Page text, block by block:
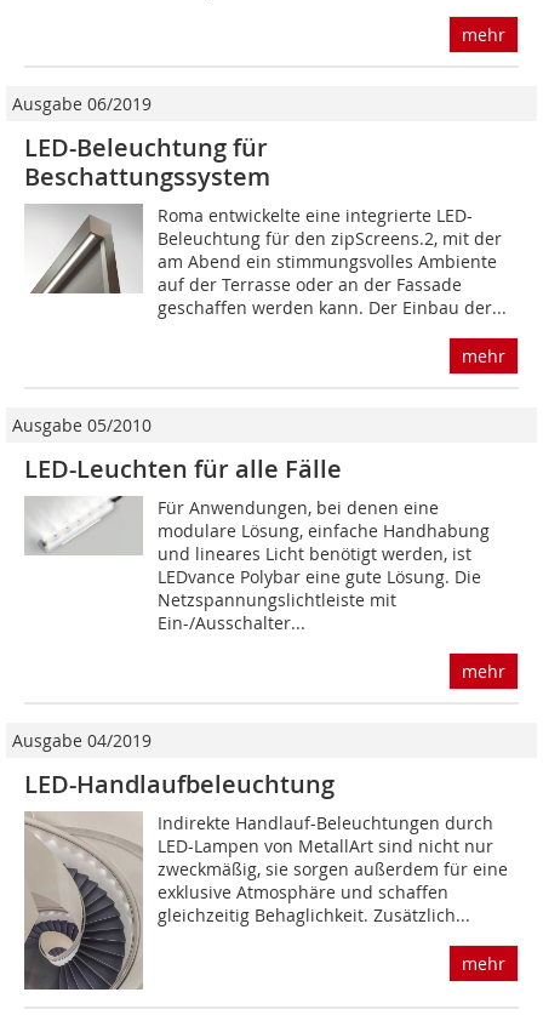
mehr
Ausgabe 06/2019
LED-Beleuchtung für
Beschattungssystem
Roma entwickelte eine integrierte LED-
Beleuchtung für den zipScreens.2, mit der
am Abend ein stimmungsvolles Ambiente
auf der Terrasse oder an der Fassade
geschaffen werden kann. Der Einbau der...
mehr
Ausgabe 05/2010
LED-Leuchten für alle Fälle
Für Anwendungen, bei denen eine
modulare Lösung, einfache Handhabung
und lineares Licht benötigt werden, ist
LEDvance Polybar eine gute Lösung. Die
Netzspannungslichtleiste mit
Ein-/Ausschalter...
mehr
Ausgabe 04/2019
LED-Handlaufbeleuchtung
Indirekte Handlauf-Beleuchtungen durch
LED-Lampen von MetallArt sind nicht nur
zweckmäßig, sie sorgen außerdem für eine
exklusive Atmosphäre und schaffen
gleichzeitig Behaglichkeit. Zusätzlich...
mehr